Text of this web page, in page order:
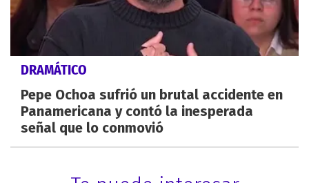
DRAMÁTICO
Pepe Ochoa sufrió un brutal accidente en
Panamericana y contó la inesperada
señal que lo conmovió